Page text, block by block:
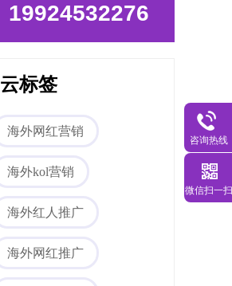
海外网红营销
19924532276
云标签
海外网红营销
海外kol营销
海外红人推广
海外网红推广
咨询热线
微信扫一扫